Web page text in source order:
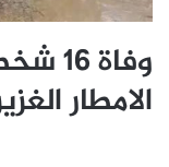
الامطار